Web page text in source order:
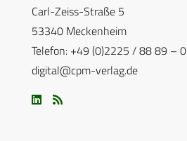
Carl-Zeiss-Straße 5
53340 Meckenheim
Telefon: +49 (0)2225 / 88 89 – 0
digital@cpm-verlag.de